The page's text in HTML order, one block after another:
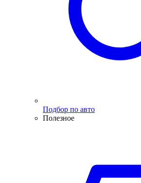
Подбор по авто
Полезное